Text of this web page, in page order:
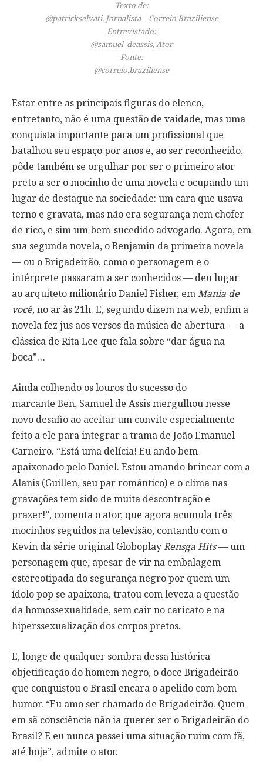
Texto de:
@patrickselvati, Jornalista – Correio Braziliense
Entrevistado:
@samuel_deassis, Ator
Fonte:
@correio.braziliense
Estar entre as principais figuras do elenco,
entretanto, não é uma questão de vaidade, mas uma
conquista importante para um profissional que
batalhou seu espaço por anos e, ao ser reconhecido,
pôde também se orgulhar por ser o primeiro ator
preto a ser o mocinho de uma novela e ocupando um
lugar de destaque na sociedade: um cara que usava
terno e gravata, mas não era segurança nem chofer
de rico, e sim um bem-sucedido advogado. Agora, em
sua segunda novela, o Benjamin da primeira novela
— ou o Brigadeirão, como o personagem e o
intérprete passaram a ser conhecidos — deu lugar
ao arquiteto milionário Daniel Fisher, emMania de
você, no ar às 21h. E, segundo dizem na web, enfim a
novela fez jus aos versos da música de abertura — a
clássica de Rita Lee que fala sobre “dar água na
boca”…
Ainda colhendo os louros do sucesso do
marcante Ben, Samuel de Assis mergulhou nesse
novo desafio ao aceitar um convite especialmente
feito a ele para integrar a trama de João Emanuel
Carneiro. “Está uma delícia! Eu ando bem
apaixonado pelo Daniel. Estou amando brincar com a
Alanis (Guillen, seu par romântico) e o clima nas
gravações tem sido de muita descontração e
prazer!”, comenta o ator, que agora acumula três
mocinhos seguidos na televisão, contando com o
Kevin da série original GloboplayRensga Hits— um
personagem que, apesar de vir na embalagem
estereotipada do segurança negro por quem um
ídolo pop se apaixona, tratou com leveza a questão
da homossexualidade, sem cair no caricato e na
hiperssexualização dos corpos pretos.
E, longe de qualquer sombra dessa histórica
objetificação do homem negro, o doce Brigadeirão
que conquistou o Brasil encara o apelido com bom
humor. “Eu amo ser chamado de Brigadeirão. Quem
em sã consciência não ia querer ser o Brigadeirão do
Brasil? E eu nunca passei uma situação ruim com fã,
até hoje”, admite o ator.